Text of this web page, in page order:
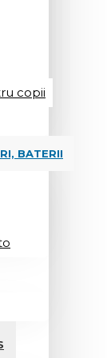
copii
BATERII